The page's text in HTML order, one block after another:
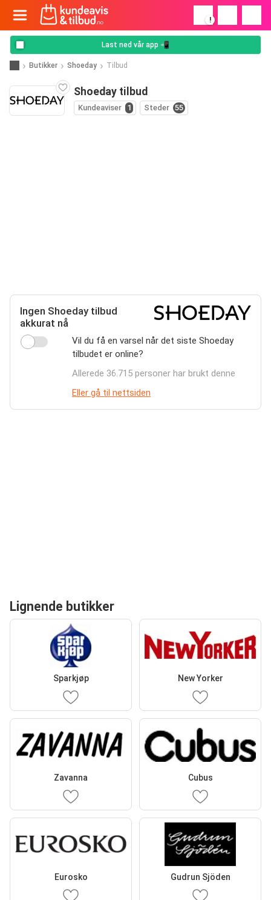
!
Last ned vår app 📲
Butikker Shoeday Tilbud
Shoeday tilbud
Kundeaviser 1 Steder 55
Ingen Shoeday tilbud
akkurat nå
Vil du få en varsel når det siste Shoeday
tilbudet er online?
Allerede 36.715 personer har brukt denne
Eller gå til nettsiden
Lignende butikker
Sparkjøp New Yorker
Zavanna Cubus
Eurosko Gudrun Sjöden